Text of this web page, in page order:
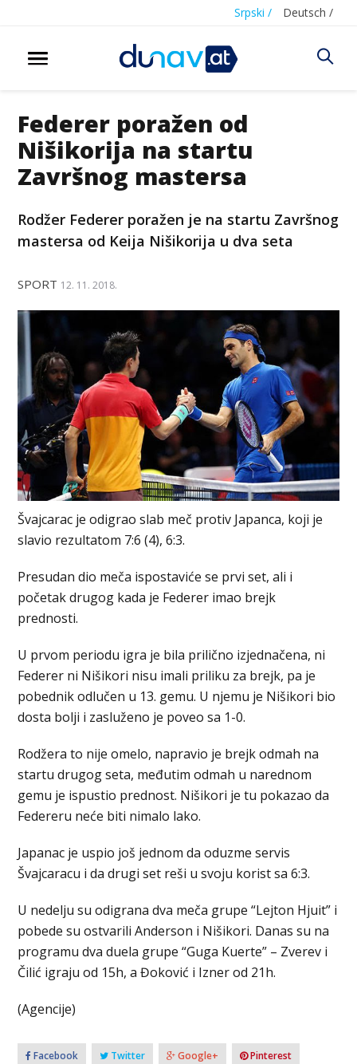
Srpski / Deutsch /
Federer poražen od
Nišikorija na startu
Završnog mastersa
Rodžer Federer poražen je na startu Završnog
mastersa od Keija Nišikorija u dva seta
SPORT 12. 11. 2018.
Švajcarac je odigrao slab meč protiv Japanca, koji je
slavio rezultatom 7:6 (4), 6:3.
Presudan dio meča ispostaviće se prvi set, ali i
početak drugog kada je Federer imao brejk
prednosti.
U prvom periodu igra je bila prilično izjednačena, ni
Federer ni Nišikori nisu imali priliku za brejk, pa je
pobednik odlučen u 13. gemu. U njemu je Nišikori bio
dosta bolji i zasluženo je poveo sa 1-0.
Rodžera to nije omelo, napravio je brejk odmah na
startu drugog seta, međutim odmah u narednom
gemu je ispustio prednost. Nišikori je tu pokazao da
Federeru neće biti nimalo lako.
Japanac je uspio još jednom da oduzme servis
Švajcaracu i da drugi set reši u svoju korist sa 6:3.
U nedelju su odigrana dva meča grupe “Lejton Hjuit” i
pobede su ostvarili Anderson i Nišikori. Danas su na
programu dva duela grupe “Guga Kuerte” – Zverev i
Čilić igraju od 15h, a Đoković i Izner od 21h.
(Agencije)
Facebook Twitter Google+ Pinterest